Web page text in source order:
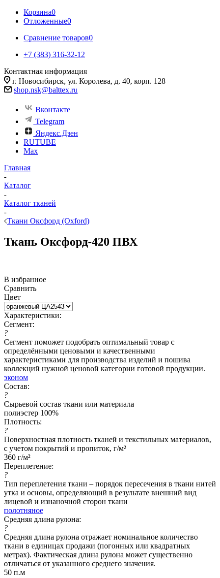
Корзина0
Отложенные0
Сравнение товаров0
+7 (383) 316-32-12
Контактная информация
г. Новосибирск, ул. Королева, д. 40, корп. 128
shop.nsk@balttex.ru
Вконтакте
Telegram
Яндекс.Дзен
RUTUBE
Max
Главная
-
Каталог
-
Каталог тканей
-
Ткани Оксфорд (Oxford)
Ткань Оксфорд-420 ПВХ
В избранное
Сравнить
Цвет
Характеристики:
Сегмент:
?
Сегмент поможет подобрать оптимальный товар с
определёнными ценовыми и качественными
характеристиками для производства изделий и пошива
коллекций нужной ценовой категории готовой продукции.
эконом
Состав:
?
Сырьевой состав ткани или материала
полиэстер 100%
Плотность:
?
Поверхностная плотность тканей и текстильных материалов,
с учетом покрытий и пропиток, г/м²
360 г/м²
Переплетение:
?
Тип переплетения ткани – порядок пересечения в ткани нитей
утка и основы, определяющий в результате внешний вид
лицевой и изнаночной сторон ткани
полотняное
Средняя длина рулона:
?
Средняя длина рулона отражает номинальное количество
ткани в единицах продажи (погонных или квадратных
метрах). Фактическая длина рулона может существенно
отличаться от указанного среднего значения.
50 п.м